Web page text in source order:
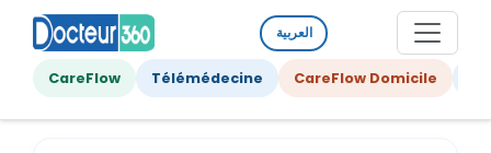
العربية
CareFlow Télémédecine CareFlow Domicile